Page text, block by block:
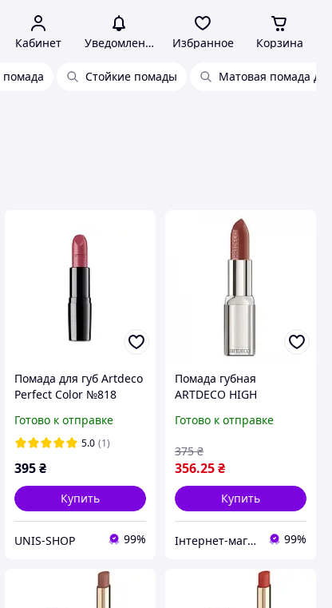
Кабинет Уведомления Избранное Корзина
помада Стойкие помады Матовая помада
Помада для губ Artdeco
Perfect Color №818
Готово к отправке
5.0 (1)
395 ₴
Купить
UNIS-SHOP 99%
Помада губная
ARTDECO HIGH
4 г
Готово к отправке
356.25₴
375 ₴
Купить
Інтернет-магазин "Бонбонка" 99%